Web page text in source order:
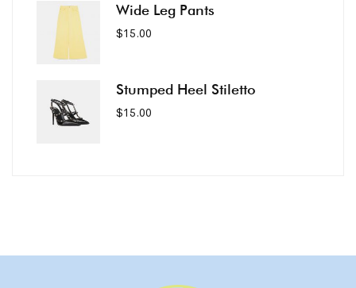
Wide Leg Pants
$15.00
Stumped Heel Stiletto
$15.00